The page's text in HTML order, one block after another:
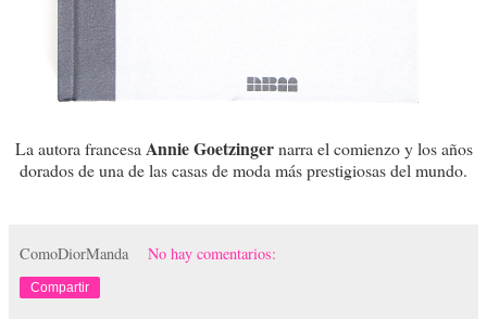
La autora francesaAnnie Goetzingernarra el comienzo y los años
dorados de una de las casas de moda más prestigiosas del mundo.
ComoDiorManda No hay comentarios:
Compartir